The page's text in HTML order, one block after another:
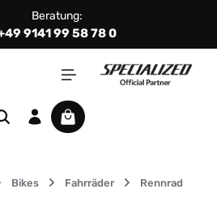
Beratung:
9141 99 58 78 0
Warenkorb enthält 0
Bikes Fahrräder Rennrad